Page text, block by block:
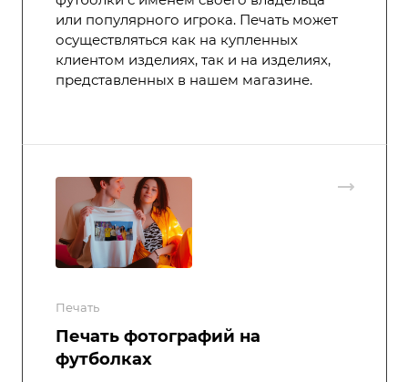
или популярного игрока. Печать может
осуществляться как на купленных
клиентом изделиях, так и на изделиях,
представленных в нашем магазине.
Печать
Печать фотографий на
футболках